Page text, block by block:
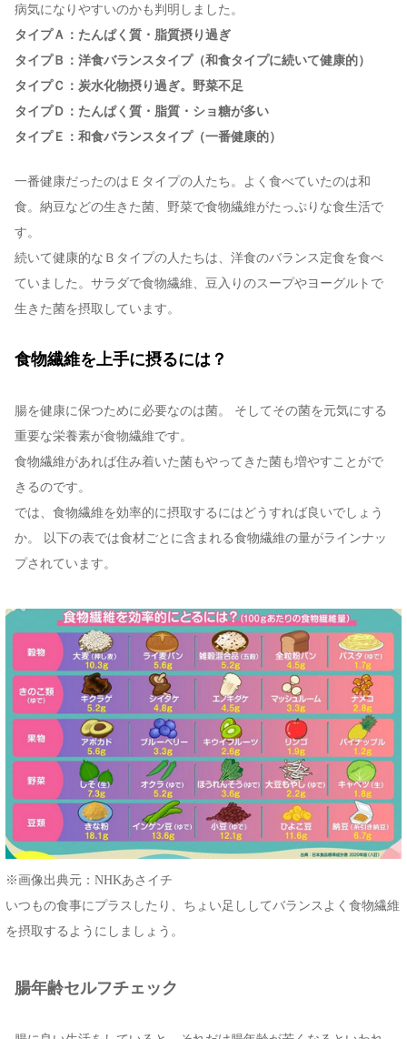
病気になりやすいのかも判明しました。
タイプＡ：たんぱく質・脂質摂り過ぎ
タイプＢ：洋食バランスタイプ（和食タイプに続いて健康的）
タイプＣ：炭水化物摂り過ぎ。野菜不足
タイプＤ：たんぱく質・脂質・ショ糖が多い
タイプＥ：和食バランスタイプ（一番健康的）
一番健康だったのはＥタイプの人たち。よく食べていたのは和
食。納豆などの生きた菌、野菜で食物繊維がたっぷりな食生活で
す。
続いて健康的なＢタイプの人たちは、洋食のバランス定食を食べ
ていました。サラダで食物繊維、豆入りのスープやヨーグルトで
生きた菌を摂取しています。
食物繊維を上手に摂るには？
腸を健康に保つために必要なのは菌。 そしてその菌を元気にする
重要な栄養素が食物繊維です。
食物繊維があれば住み着いた菌もやってきた菌も増やすことがで
きるのです。
では、食物繊維を効率的に摂取するにはどうすれば良いでしょう
か。 以下の表では食材ごとに含まれる食物繊維の量がラインナッ
プされています。
※画像出典元：NHKあさイチ
いつもの食事にプラスしたり、ちょい足ししてバランスよく食物繊維
を摂取するようにしましょう。
腸年齢セルフチェック